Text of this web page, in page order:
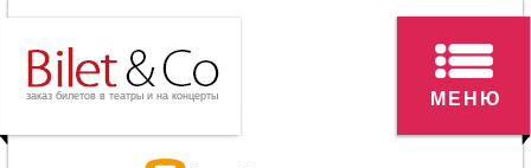
заказ билетов в театры и на концерты МЕНЮ